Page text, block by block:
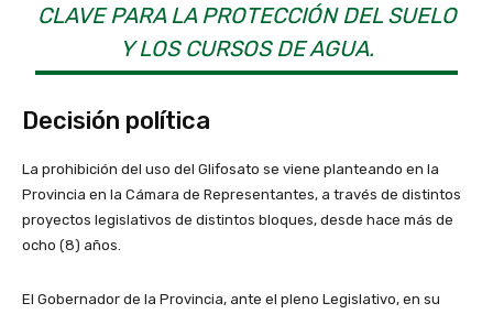
CLAVE PARA LA PROTECCIÓN DEL SUELO
Y LOS CURSOS DE AGUA.
Decisión política
La prohibición del uso del Glifosato se viene planteando en la
Provincia en la Cámara de Representantes, a través de distintos
proyectos legislativos de distintos bloques, desde hace más de
ocho (8) años.
El Gobernador de la Provincia, ante el pleno Legislativo, en su